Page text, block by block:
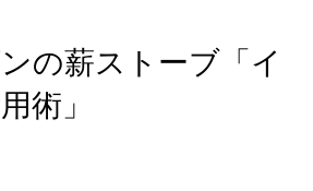
の薪ストーブ「イ
術」